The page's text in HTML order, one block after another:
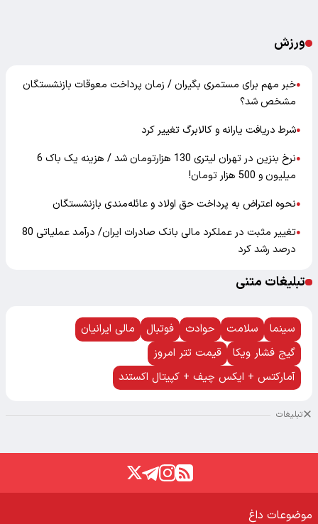
ورزش
●خبر مهم برای مستمری بگیران / زمان پرداخت معوقات بازنشستگان
مشخص شد؟
●شرط دریافت یارانه و کالابرگ تغییر کرد
●
نرخ بنزین در تهران لیتری 130 هزارتومان شد / هزینه یک باک 6
میلیون و 500 هزار تومان!
●نحوه اعتراض به پرداخت حق اولاد و عائله‌مندی بازنشستگان
●
تغییر مثبت در عملکرد مالی بانک صادرات ایران/ درآمد عملیاتی 80
درصد رشد کرد
تبلیغات متنی
سینما سلامت حوادث فوتبال
مالی ایرانیان
گیج فشار ویکا
قیمت تتر امروز
آمارکتس + ایکس چیف + کپیتال اکستند
تبلیغات
موضوعات داغ